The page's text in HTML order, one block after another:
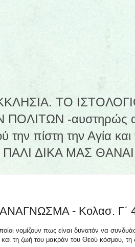
ΤΟ
-αυστηρώς
την πίστη την Αγία
ΔΙΚΑ ΜΑΣ
- Κολασ. Γ΄
νομίζουν πως είναι δυνατόν να
τη ζωή του μακράν του Θεού κόσμου, τη